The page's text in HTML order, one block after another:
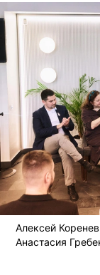
Алексей
Анастасия